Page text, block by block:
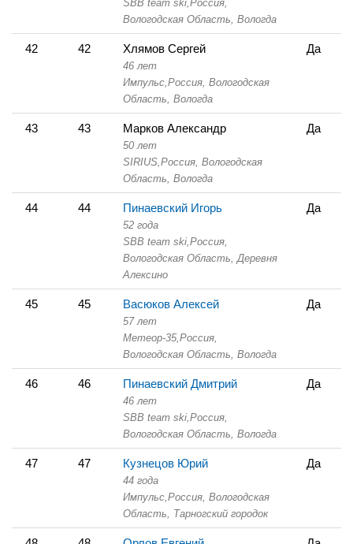
SBB team ski, Россия,
Вологодская Область, Вологда
42 42 Хлямов Сергей
46 лет
Импульс, Россия, Вологодская
Область, Вологда
Да
43 43 Марков Александр
50 лет
SIRIUS, Россия, Вологодская
Область, Вологда
Да
44 44 Пинаевский Игорь
52 года
SBB team ski, Россия,
Вологодская Область, Деревня
Алексино
Да
45 45 Васюков Алексей
57 лет
Метеор-35, Россия,
Вологодская Область, Вологда
Да
46 46 Пинаевский Дмитрий
46 лет
SBB team ski, Россия,
Вологодская Область, Вологда
Да
47 47 Кузнецов Юрий
44 года
Импульс, Россия, Вологодская
Область,
Тарногский городок
Да